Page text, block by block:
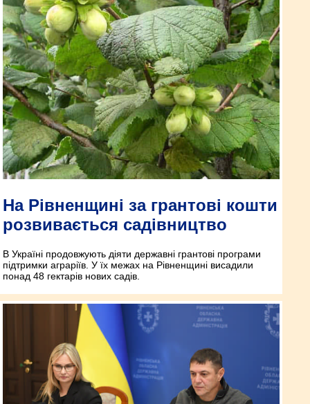
На Рівненщині за грантові кошти
розвивається садівництво
В Україні продовжують діяти державні грантові програми
підтримки аграріїв. У їх межах на Рівненщині висадили
понад 48 гектарів нових садів.